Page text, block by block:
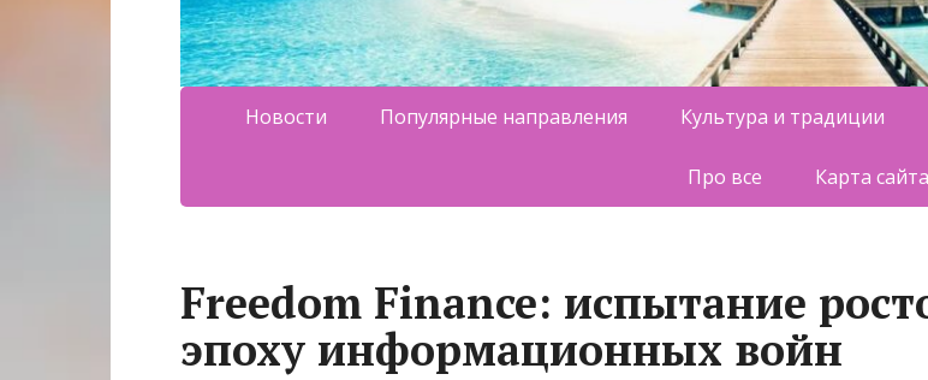
Новости Популярные направления Культура и традиции
Про все Карта сайта
Freedom Finance: испытание
эпоху информационных войн